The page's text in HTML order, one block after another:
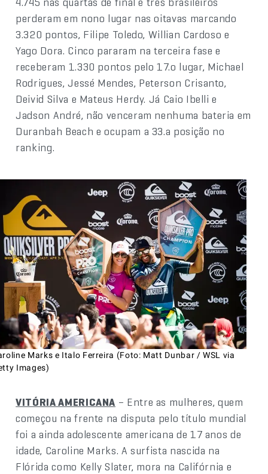
perderam em nono lugar nas oitavas marcando
3.320 pontos, Filipe Toledo, Willian Cardoso e
Yago Dora. Cinco pararam na terceira fase e
receberam 1.330 pontos pelo 17.o lugar, Michael
Rodrigues, Jessé Mendes, Peterson Crisanto,
Deivid Silva e Mateus Herdy. Já Caio Ibelli e
Jadson André, não venceram nenhuma bateria em
Duranbah Beach e ocupam a 33.a posição no
ranking.
Marks e Italo Ferreira (Foto: Matt Dunbar / WSL via
Images)
VITÓRIA AMERICANA – Entre as mulheres, quem
começou na frente na disputa pelo título mundial
foi a ainda adolescente americana de 17 anos de
idade, Caroline Marks. A surfista nascida na
Flórida como Kelly Slater, mora na Califórnia e